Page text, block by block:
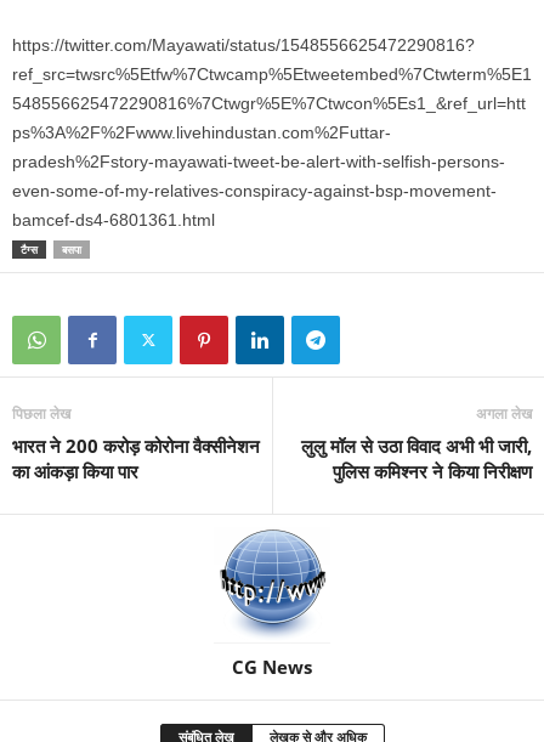
https://twitter.com/Mayawati/status/1548556625472290816?
ref_src=twsrc%5Etfw%7Ctwcamp%5Etweetembed%7Ctwterm%5E1
548556625472290816%7Ctwgr%5E%7Ctwcon%5Es1_&ref_url=htt
ps%3A%2F%2Fwww.livehindustan.com%2Futtar-
pradesh%2Fstory-mayawati-tweet-be-alert-with-selfish-persons-
even-some-of-my-relatives-conspiracy-against-bsp-movement-
bamcef-ds4-6801361.html
टैग्स बसपा
पिछला लेख
भारत ने 200 करोड़ कोरोना वैक्सीनेशन
का आंकड़ा किया पार
अगला लेख
लुलु मॉल से उठा विवाद अभी भी जारी,
पुलिस कमिश्नर ने किया निरीक्षण
CG News
संबंधित लेख लेखक से और अधिक